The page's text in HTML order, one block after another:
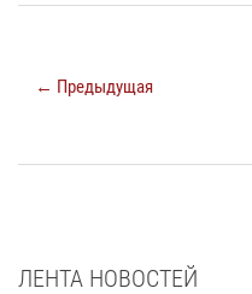
← Предыдущая
ЛЕНТА НОВОСТЕЙ